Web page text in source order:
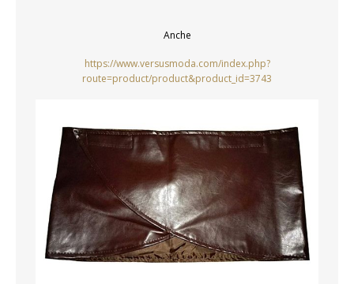
Anche
https://www.versusmoda.com/index.php?
route=product/product&product_id=3743